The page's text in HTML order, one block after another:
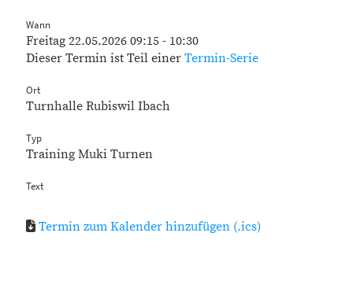
Wann
Freitag 22.05.2026 09:15 - 10:30
Dieser Termin ist Teil einer Termin-Serie
Ort
Turnhalle Rubiswil Ibach
Typ
Training Muki Turnen
Text
Termin zum Kalender hinzufügen (.ics)